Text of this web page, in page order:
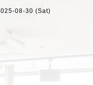
08-30 (Sat)